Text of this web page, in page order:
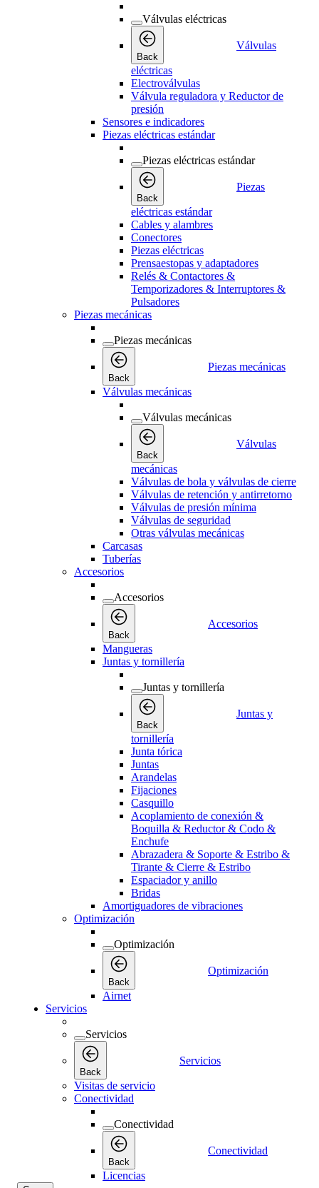
Válvulas eléctricas
Back
Válvulas
eléctricas
Electroválvulas
Válvula reguladora y Reductor de
presión
Sensores e indicadores
Piezas eléctricas estándar
Piezas eléctricas estándar
Back
Piezas
eléctricas estándar
Cables y alambres
Conectores
Piezas eléctricas
Prensaestopas y adaptadores
Relés & Contactores &
Temporizadores & Interruptores &
Pulsadores
Piezas mecánicas
Piezas mecánicas
Back
Piezas mecánicas
Válvulas mecánicas
Válvulas mecánicas
Back
Válvulas
mecánicas
Válvulas de bola y válvulas de cierre
Válvulas de retención y antirretorno
Válvulas de presión mínima
Válvulas de seguridad
Otras válvulas mecánicas
Carcasas
Tuberías
Accesorios
Accesorios
Back
Accesorios
Mangueras
Juntas y tornillería
Juntas y tornillería
Back
Juntas y
tornillería
Junta tórica
Juntas
Arandelas
Fijaciones
Casquillo
Acoplamiento de conexión &
Boquilla & Reductor & Codo &
Enchufe
Abrazadera & Soporte & Estribo &
Tirante & Cierre & Estribo
Espaciador y anillo
Bridas
Amortiguadores de vibraciones
Optimización
Optimización
Back
Optimización
Airnet
Servicios
Servicios
Back
Servicios
Visitas de servicio
Conectividad
Conectividad
Back
Conectividad
Licencias